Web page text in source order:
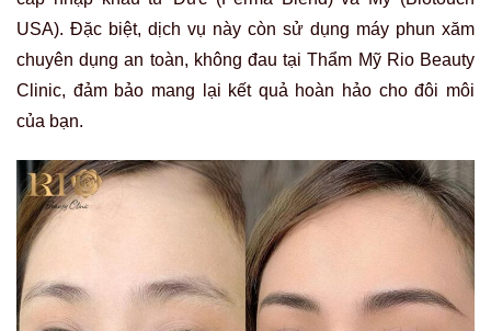
USA). Đặc biệt, dịch vụ này còn sử dụng máy phun xăm
chuyên dụng an toàn, không đau tại Thẩm Mỹ Rio Beauty
Clinic, đảm bảo mang lại kết quả hoàn hảo cho đôi môi
của bạn.